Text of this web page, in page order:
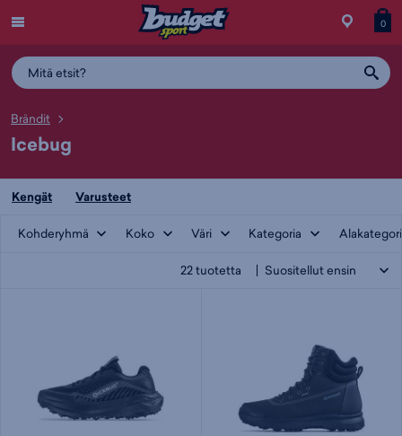
Siirry
0
Brändit
Icebug
Kengät Varusteet
Kohderyhmä Koko Väri Kategoria
22tuotetta